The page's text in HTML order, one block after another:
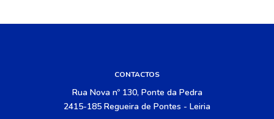
CONTACTOS
Rua Nova nº 130, Ponte da Pedra
2415-185 Regueira de Pontes - Leiria